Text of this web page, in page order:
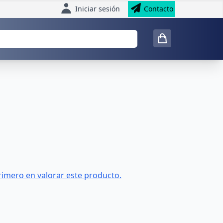
Iniciar sesión Contacto
en valorar este producto.